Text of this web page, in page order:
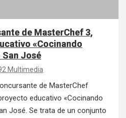
de MasterChef 3,
«Cocinando
José
Multimedia
de MasterChef
educativo «Cocinando
José. Se trata de un conjunto